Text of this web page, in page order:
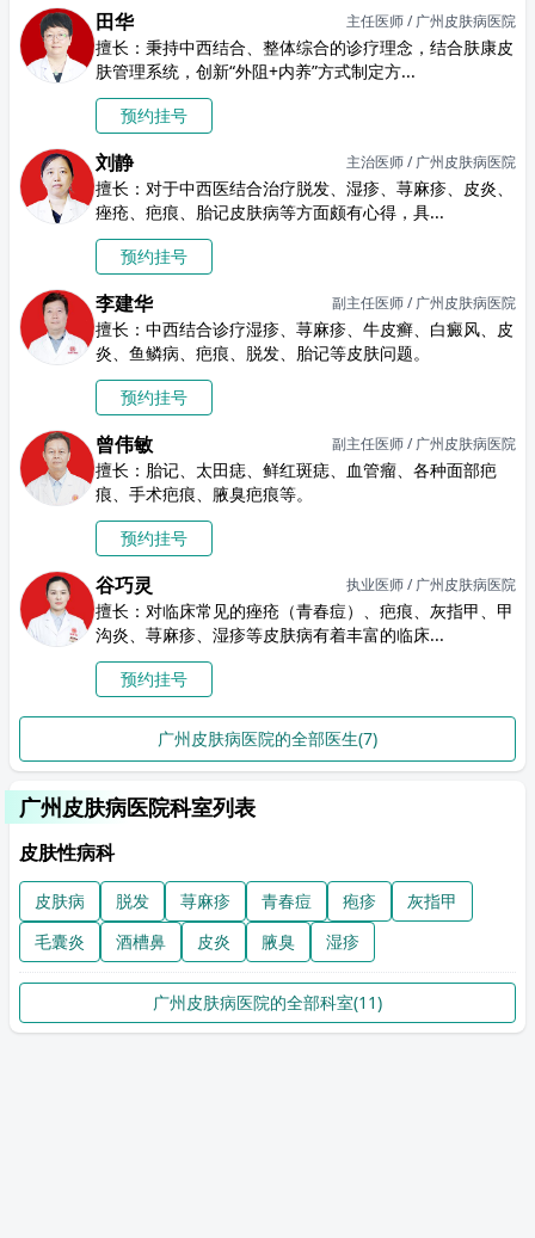
田华 主任医师 / 广州皮肤病医院
擅长：秉持中西结合、整体综合的诊疗理念，结合肤康皮
肤管理系统，创新“外阻+内养”方式制定方...
预约挂号
刘静 主治医师 / 广州皮肤病医院
擅长：对于中西医结合治疗脱发、湿疹、荨麻疹、皮炎、
痤疮、疤痕、胎记皮肤病等方面颇有心得，具...
预约挂号
李建华 副主任医师 / 广州皮肤病医院
擅长：中西结合诊疗湿疹、荨麻疹、牛皮癣、白癜风、皮
炎、鱼鳞病、疤痕、脱发、胎记等皮肤问题。
预约挂号
曾伟敏 副主任医师 / 广州皮肤病医院
擅长：胎记、太田痣、鲜红斑痣、血管瘤、各种面部疤
痕、手术疤痕、腋臭疤痕等。
预约挂号
谷巧灵 执业医师 / 广州皮肤病医院
擅长：对临床常见的痤疮（青春痘）、疤痕、灰指甲、甲
沟炎、荨麻疹、湿疹等皮肤病有着丰富的临床...
预约挂号
广州皮肤病医院的全部医生(7)
广州皮肤病医院科室列表
皮肤性病科
皮肤病 脱发 荨麻疹 青春痘 疱疹
灰指甲
毛囊炎
酒槽鼻 皮炎 腋臭 湿疹
广州皮肤病医院的全部科室(11)